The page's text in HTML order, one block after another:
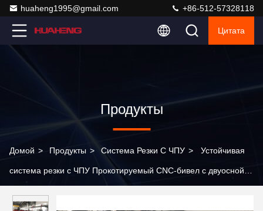
huaheng1995@gmail.com +86-512-57328118
Цитата
Продукты
Домой > Продукты > Система Резки С ЧПУ > Устойчивая
система резки с ЧПУ Прокотируемый CNC-бивел с двуосной